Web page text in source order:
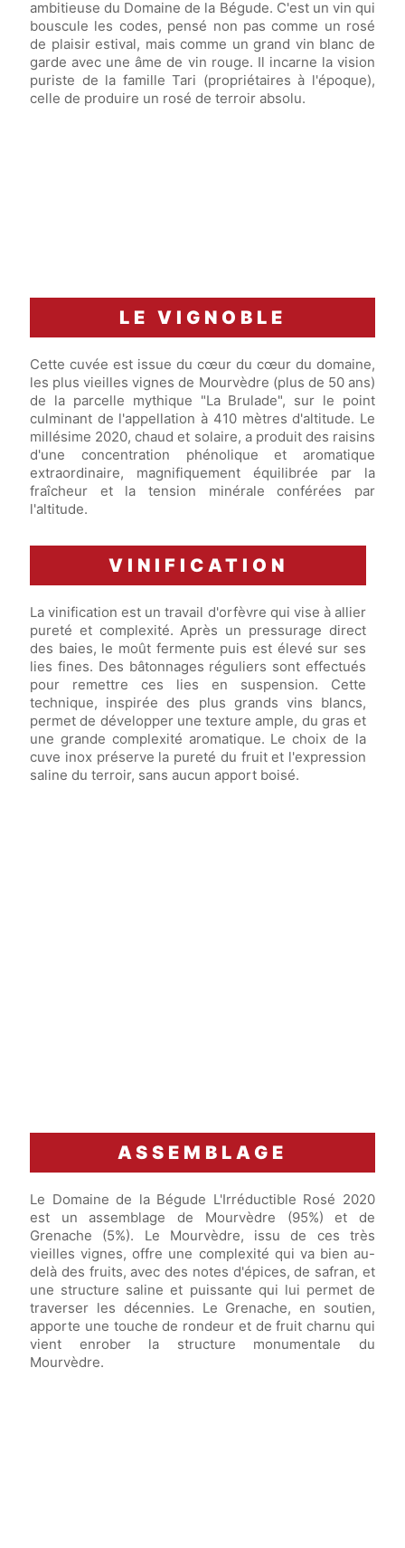
ambitieuse du Domaine de la Bégude. C'est un vin qui
bouscule les codes, pensé non pas comme un rosé
de plaisir estival, mais comme un grand vin blanc de
garde avec une âme de vin rouge. Il incarne la vision
puriste de la famille Tari (propriétaires à l'époque),
celle de produire un rosé de terroir absolu.
LE VIGNOBLE
Cette cuvée est issue du cœur du cœur du domaine,
les plus vieilles vignes de Mourvèdre (plus de 50 ans)
de la parcelle mythique "La Brulade", sur le point
culminant de l'appellation à 410 mètres d'altitude. Le
millésime 2020, chaud et solaire, a produit des raisins
d'une concentration phénolique et aromatique
extraordinaire, magnifiquement équilibrée par la
fraîcheur et la tension minérale conférées par
l'altitude.
VINIFICATION
La vinification est un travail d'orfèvre qui vise à allier
pureté et complexité. Après un pressurage direct
des baies, le moût fermente puis est élevé sur ses
lies fines. Des bâtonnages réguliers sont effectués
pour remettre ces lies en suspension. Cette
technique, inspirée des plus grands vins blancs,
permet de développer une texture ample, du gras et
une grande complexité aromatique. Le choix de la
cuve inox préserve la pureté du fruit et l'expression
saline du terroir, sans aucun apport boisé.
ASSEMBLAGE
Le Domaine de la Bégude L'Irréductible Rosé 2020
est un assemblage de Mourvèdre (95%) et de
Grenache (5%). Le Mourvèdre, issu de ces très
vieilles vignes, offre une complexité qui va bien au-
delà des fruits, avec des notes d'épices, de safran, et
une structure saline et puissante qui lui permet de
traverser les décennies. Le Grenache, en soutien,
apporte une touche de rondeur et de fruit charnu qui
vient enrober la structure monumentale du
Mourvèdre.